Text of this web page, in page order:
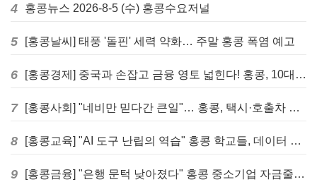
4 홍콩뉴스 2026-8-5 (수) 홍콩수요저널
5 [홍콩날씨] 태풍 '돌핀' 세력 약화… 주말 홍콩 폭염 예고
6 [홍콩경제] 중국과 손잡고 금융 영토 넓힌다! 홍콩, 10대 신규 정책 발표
7 [홍콩사회] "네비만 믿다간 큰일"… 홍콩, 택시·호출차 통합 시험 도입하며 규제 본격화
8 [홍콩교육] "AI 도구 난립의 역습" 홍콩 학교들, 데이터 고립에 교육 효과 평가 비상
9 [홍콩금융] "은행 문턱 낮아졌다" 홍콩 중소기업 자금줄 숨통 트이나… HKMA "2분기 신용 조건 안정적"